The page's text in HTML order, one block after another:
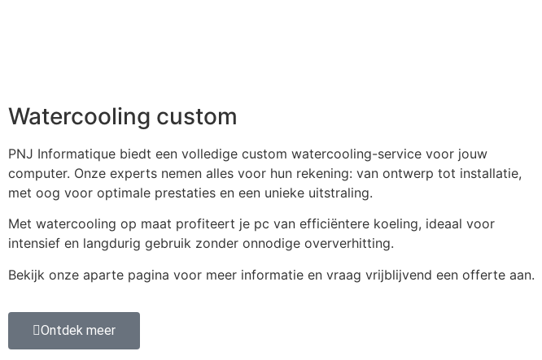
Watercooling custom
PNJ Informatique biedt een volledige custom watercooling-service voor jouw
computer. Onze experts nemen alles voor hun rekening: van ontwerp tot installatie,
met oog voor optimale prestaties en een unieke uitstraling.
Met watercooling op maat profiteert je pc van efficiëntere koeling, ideaal voor
intensief en langdurig gebruik zonder onnodige oververhitting.
Bekijk onze aparte pagina voor meer informatie en vraag vrijblijvend een offerte aan.
Ontdek meer